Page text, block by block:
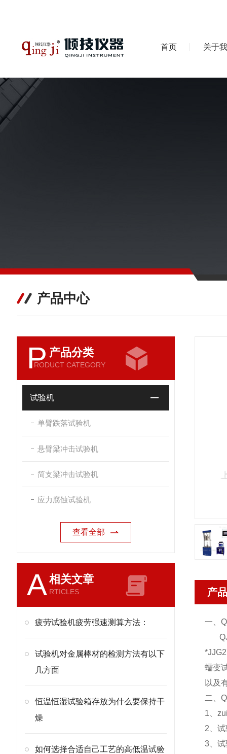
首页 关于
产品中心
P 产品分类
RODUCT CATEGORY
试验机
单臂跌落试验机
悬臂梁冲击试验机
简支梁冲击试验机
应力腐蚀试验机
查看全部
A相关文章
RTICLES
疲劳试验机疲劳强速测算方法：
试验机对金属棒材的检测方法有以下
几方面
恒温恒湿试验箱存放为什么要保持干
燥
如何选择合适自己工艺的高低温试验
产
一、
蠕变
以及
二、
1、
2、
3、